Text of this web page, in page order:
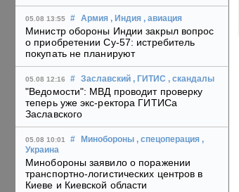
05.08 13:55 # Армия , Индия , авиация
Министр обороны Индии закрыл вопрос
о приобретении Су-57: истребитель
покупать не планируют
05.08 12:16 # Заславский , ГИТИС , скандалы
"Ведомости": МВД проводит проверку
теперь уже экс-ректора ГИТИСа
Заславского
05.08 10:01 # Минобороны , спецоперация ,
Украина
Минобороны заявило о поражении
транспортно-логистических центров в
Киеве и Киевской области